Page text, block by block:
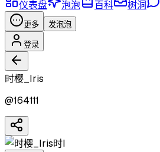
仪表盘
泡泡 百科 树洞
更多 发泡泡
登录
时樱_Iris
@164111
时I